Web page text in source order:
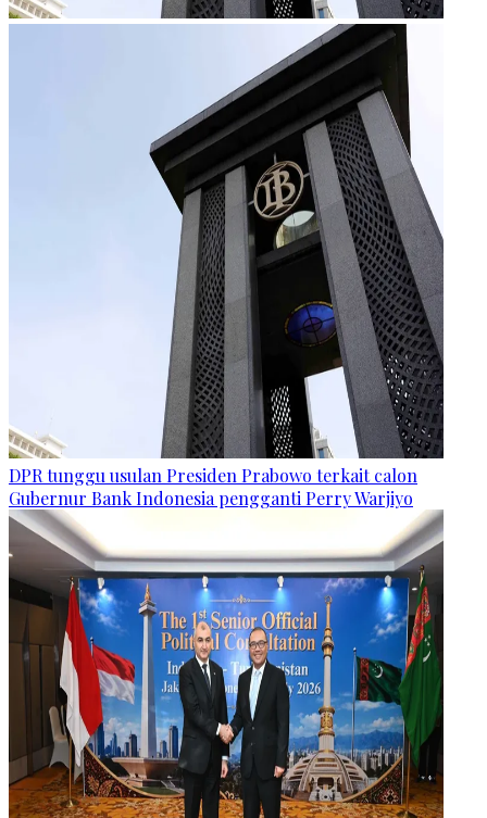
DPR tunggu usulan Presiden Prabowo terkait calon
Gubernur Bank Indonesia pengganti Perry Warjiyo